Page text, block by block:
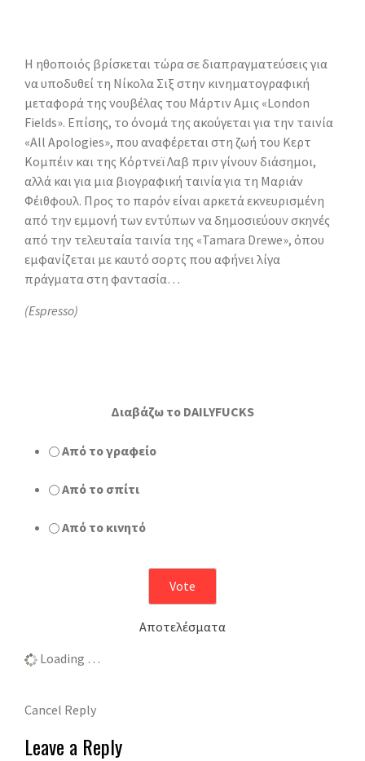
Η ηθοποιός βρίσκεται τώρα σε διαπραγματεύσεις για
να υποδυθεί τη Νίκολα Σιξ στην κινηματογραφική
μεταφορά της νουβέλας του Μάρτιν Αμις «London
Fields». Επίσης, το όνομά της ακούγεται για την ταινία
«All Apologies», που αναφέρεται στη ζωή του Κερτ
Κομπέιν και της Κόρτνεϊ Λαβ πριν γίνουν διάσημοι,
αλλά και για μια βιογραφική ταινία για τη Μαριάν
Φέιθφουλ. Προς το παρόν είναι αρκετά εκνευρισμένη
από την εμμονή των εντύπων να δημοσιεύουν σκηνές
από την τελευταία ταινία της «Tamara Drewe», όπου
εμφανίζεται με καυτό σορτς που αφήνει λίγα
πράγματα στη φαντασία…
(Espresso)
Διαβάζω το DAILYFUCKS
Από το γραφείο
Από το σπίτι
Από το κινητό
Αποτελέσματα
Loading …
Cancel Reply
Leave a Reply